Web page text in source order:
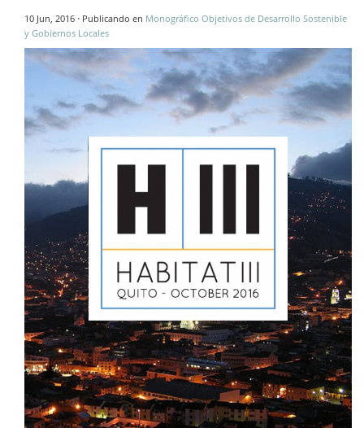
10 Jun, 2016 · Publicando en Monográfico Objetivos de Desarrollo Sostenible
y Gobiernos Locales